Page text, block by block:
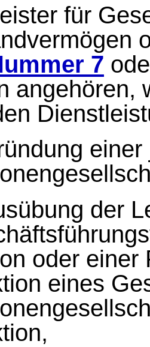
für
7
angehören,
der
oder einer
eines